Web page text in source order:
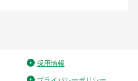
採用情報